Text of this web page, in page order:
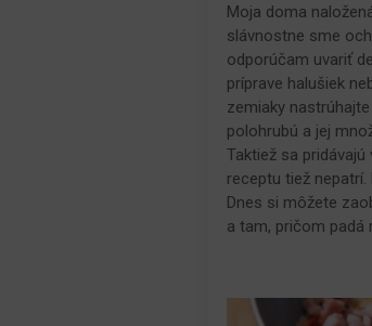
Moja doma
slávnostne sme
odporúčam uvariť
príprave halušiek
zemiaky
polohrubú a jej
Taktiež sa
receptu tiež
Dnes si môžete
a tam, pričom padá